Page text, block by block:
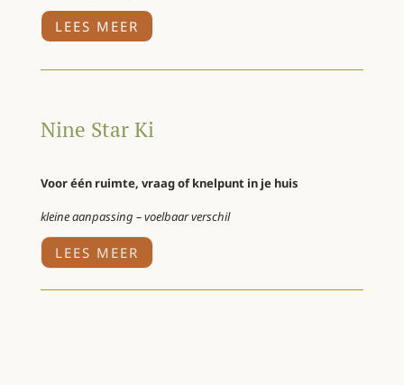
LEES MEER
Nine Star Ki
Voor één ruimte, vraag of knelpunt in je huis
kleine aanpassing – voelbaar verschil
LEES MEER